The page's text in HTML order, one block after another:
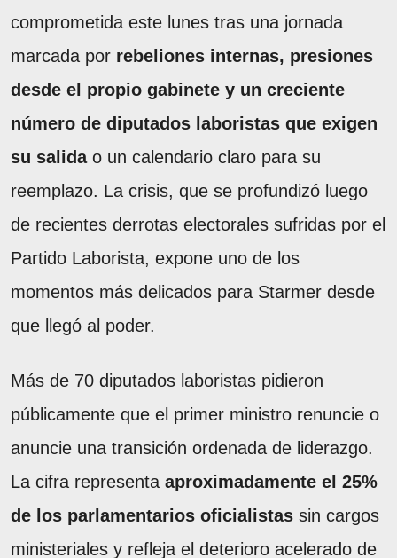
comprometida este lunes tras una jornada
marcada por rebeliones internas, presiones
desde el propio gabinete y un creciente
número de diputados laboristas que exigen
su salidao un calendario claro para su
reemplazo. La crisis, que se profundizó luego
de recientes derrotas electorales sufridas por el
Partido Laborista, expone uno de los
momentos más delicados para Starmer desde
que llegó al poder.
Más de 70 diputados laboristas pidieron
públicamente que el primer ministro renuncie o
anuncie una transición ordenada de liderazgo.
La cifra representa aproximadamente el 25%
de los parlamentarios oficialistas sin cargos
ministeriales y refleja el deterioro acelerado de